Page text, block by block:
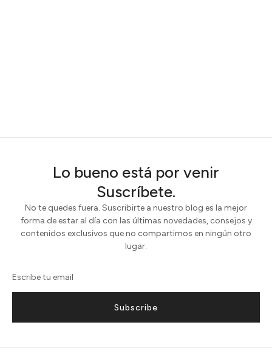
Lo bueno está por venir
Suscríbete.
No te quedes fuera. Suscribirte a nuestro blog es la mejor
forma de estar al día con las últimas novedades, consejos y
contenidos exclusivos que no compartimos en ningún otro
lugar.
Subscribe